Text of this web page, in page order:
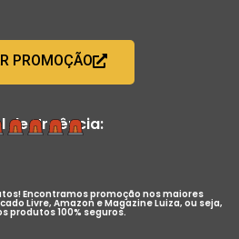
PROMOÇÃO
de Urgência:
Encontramos promoção nos maiores
Livre, Amazon e Magazine Luiza, ou seja,
produtos 100% seguros.